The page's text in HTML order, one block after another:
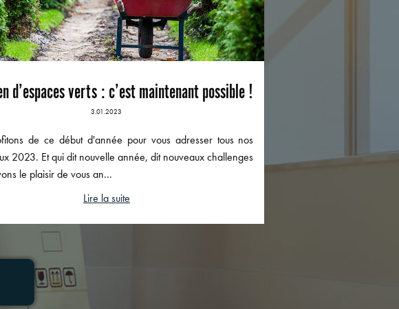
d’espaces verts : c’est maintenant possible !
3.01.2023
de ce début d'année pour vous adresser tous nos
2023. Et qui dit nouvelle année, dit nouveaux challenges
le plaisir de vous an...
Lire la suite